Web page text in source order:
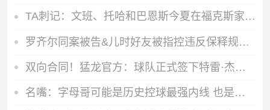
TA刺记：文班、托哈和巴恩斯今夏在福克斯家里的健身房训练
罗齐尔同案被告&儿时好友被指控违反保释规定 涉嫌试图恐吓证人
双向合同！猛龙官方：球队正式签下特雷·杰米森
名嘴：字母哥可能是历史控球最强内线 也是历史最强突破型大个子